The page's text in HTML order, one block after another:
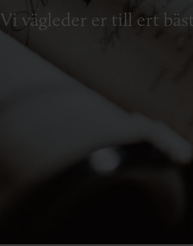
Vi vägleder er till ert